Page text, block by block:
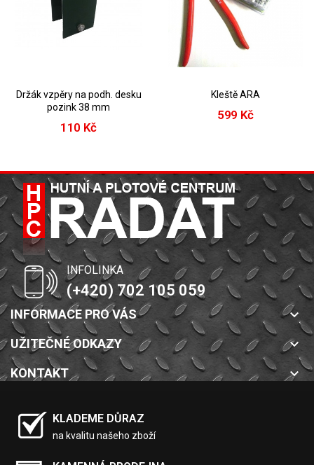
Držák vzpěry na podh. desku
pozink 38 mm
110 Kč
Kleště ARA
599 Kč
INFOLINKA
(+420) 702 105 059
INFORMACE PRO VÁS keyboard_arrow_down
UŽITEČNÉ ODKAZY keyboard_arrow_down
KONTAKT keyboard_arrow_down
KLADEME DŮRAZ
na kvalitu našeho zboží